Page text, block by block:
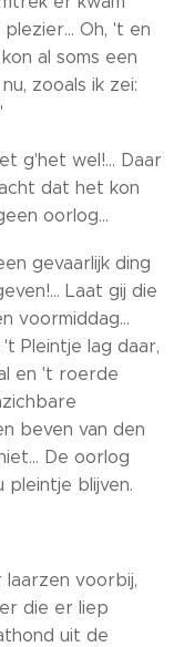
Oh, 't en
al soms een
zooals ik zei:
g'het wel!... Daar
dat het kon
oorlog...
gevaarlijk ding
Laat gij die
voormiddag...
Pleintje lag daar,
en 't roerde
beven van den
De oorlog
pleintje blijven.
voorbij,
die er liep
uit de